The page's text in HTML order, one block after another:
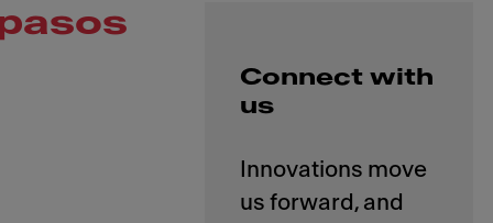
Connect with
us
Innovations move
us forward, and